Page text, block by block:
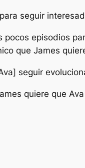
seguir
pocos episodios
que James
seguir
quiere que